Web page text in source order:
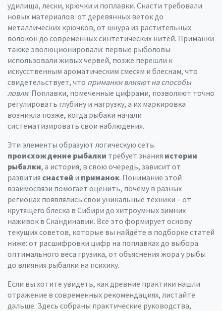
удилища, лески, крючки и поплавки. Снасти требовали
новых материалов: от деревянных веток до
металлических крючков, от шнура из растительных
волокон до современных синтетических нитей. Приманки
также эволюционировали: первые рыболовы
использовали живых червей, позже перешли к
искусственным ароматическим смесям и блеснам, что
свидетельствует, что приманки влияют на способы
ловли. Поплавки, помеченные цифрами, позволяют точно
регулировать глубину и нагрузку, а их маркировка
возникла позже, когда рыбаки начали
систематизировать свои наблюдения.
Эти элементы образуют логическую сеть:
происхождение рыбалки требует знания истории
рыбалки, а история, в свою очередь, зависит от
развития снастей и приманок. Понимание этой
взаимосвязи помогает оценить, почему в разных
регионах появлялись свои уникальные техники – от
крутящего блеска в Сибири до хитроумных зимних
наживок в Скандинавии. Всё это формирует основу
текущих советов, которые вы найдёте в подборке статей
ниже: от расшифровки цифр на поплавках до выбора
оптимального веса грузика, от объяснения жора у рыбы
до влияния рыбалки на психику.
Если вы хотите увидеть, как древние практики нашли
отражение в современных рекомендациях, листайте
дальше. Здесь собраны практические руководства,